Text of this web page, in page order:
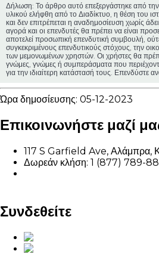
Δήλωση: Το άρθρο αυτό επεξεργάστηκε από
υλικού ελήφθη από το Διαδίκτυο, η θέση του
και δεν επιτρέπεται η αναδημοσίευση χωρίς
αγορά και οι επενδυτές θα πρέπει να είναι
αποτελεί προσωπική επενδυτική συμβουλή,
συγκεκριμένους επενδυτικούς στόχους, την
των μεμονωμένων χρηστών. Οι χρήστες θα
γνώμες, γνώμες ή συμπεράσματα που
για την ιδιαίτερη κατάστασή τους. Επενδύστε
Ώρα δημοσίευσης: 05-12-2023
Επικοινωνήστε μαζί
117 S Garfield Ave, Αλάμπρα,
Δωρεάν κλήση: 1 (877) 789-
Συνδεθείτε